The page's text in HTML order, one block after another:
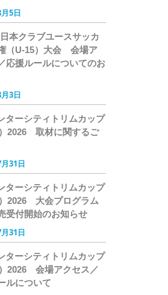
5日
本クラブユースサッカ
（U-15）大会 会場ア
応援ルールについてのお
3日
ターシティトリムカップ
）2026 取材に関するご
31日
ターシティトリムカップ
）2026 大会プログラム
受付開始のお知らせ
31日
ターシティトリムカップ
）2026 会場アクセス／
ルについて